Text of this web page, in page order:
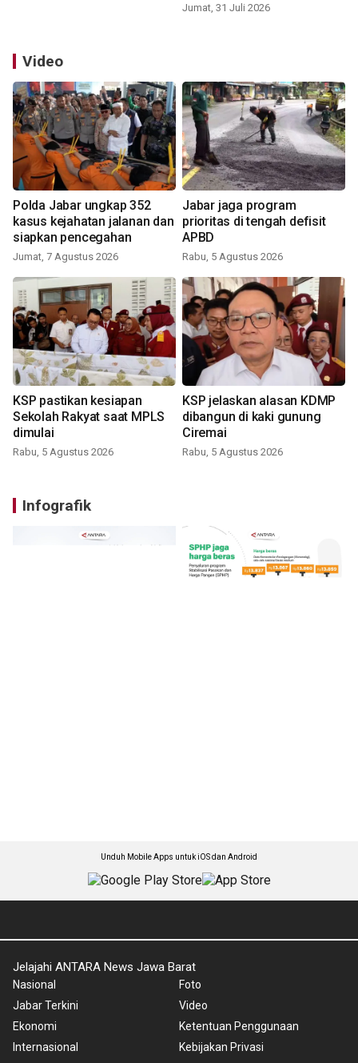
Jumat, 31 Juli 2026
Video
Polda Jabar ungkap 352
kasus kejahatan jalanan dan
siapkan pencegahan
Jumat, 7 Agustus 2026
Jabar jaga program
prioritas di tengah defisit
APBD
Rabu, 5 Agustus 2026
KSP pastikan kesiapan
Sekolah Rakyat saat MPLS
dimulai
Rabu, 5 Agustus 2026
KSP jelaskan alasan KDMP
dibangun di kaki gunung
Ciremai
Rabu, 5 Agustus 2026
Infografik
Unduh Mobile Apps untuk iOS dan Android
Jelajahi ANTARA News Jawa Barat
Nasional
Jabar Terkini
Ekonomi
Internasional
Foto
Video
Ketentuan Penggunaan
Kebijakan Privasi